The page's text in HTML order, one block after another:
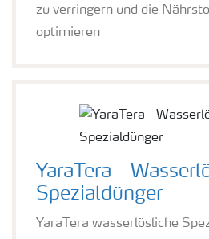
zu verringern und die
optimieren
YaraTera -
Spezialdünger
YaraTera wasserlösliche